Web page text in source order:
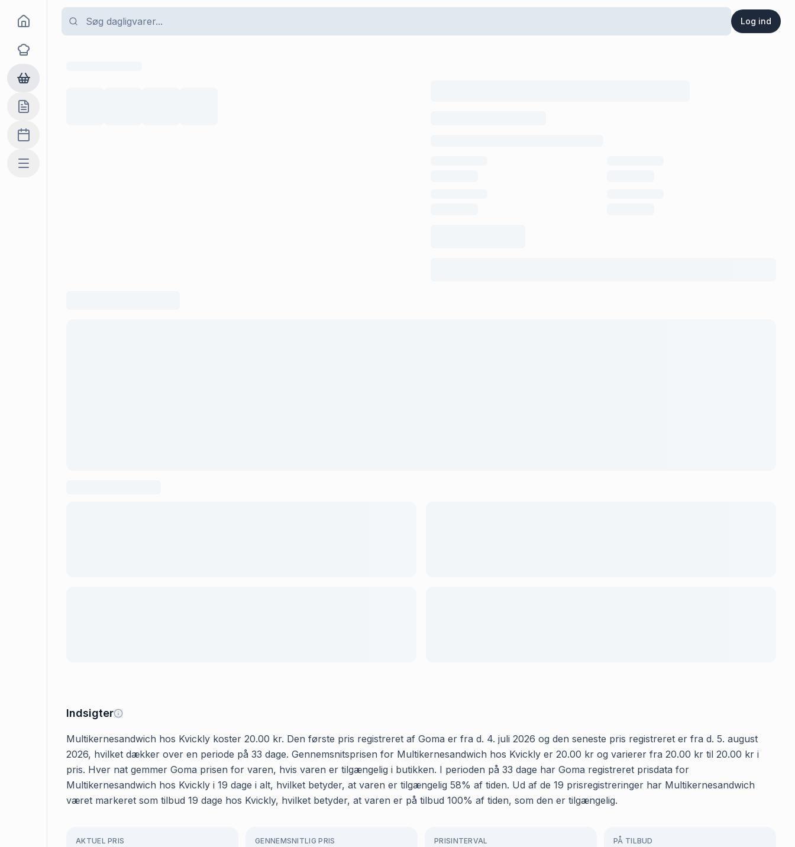
Log ind
Goma
Opskrifter
Dagligvarer
Indkøbslisten
Madplan
Mere
Indsigter
Multikernesandwich hos Kvickly koster 20.00 kr. Den første pris registreret af Goma er fra d. 4. juli 2026 og den seneste pris registreret er fra d. 5. august
2026, hvilket dækker over en periode på 33 dage. Gennemsnitsprisen for Multikernesandwich hos Kvickly er 20.00 kr og varierer fra 20.00 kr til 20.00 kr i
pris. Hver nat gemmer Goma prisen for varen, hvis varen er tilgængelig i butikken. I perioden på 33 dage har Goma registreret prisdata for
Multikernesandwich hos Kvickly i 19 dage i alt, hvilket betyder, at varen er tilgængelig 58% af tiden. Ud af de 19 prisregistreringer har Multikernesandwich
været markeret som tilbud 19 dage hos Kvickly, hvilket betyder, at varen er på tilbud 100% af tiden, som den er tilgængelig.
AKTUEL PRIS GENNEMSNITLIG PRIS PRISINTERVAL PÅ TILBUD